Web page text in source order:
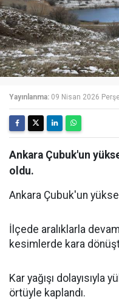
Yayınlanma: 09 Nisan 2026
Ankara Çubuk'un
oldu.
Ankara Çubuk'un
İlçede aralıklarla
kesimlerde kara
Kar yağışı
örtüyle kaplandı.